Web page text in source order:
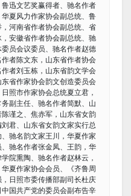
迅文艺奖赢得者、驰名作者
夏风力作家协会副总统、鲁
河南省作者协会副总统、省
安徽省作者协会副总统、驰
员会议委员、驰名作者赵德
者陈文东，山东省作者协会
者刘玉栋，山东省韵文学会
省作家协会韵文创造委员会
照市作家协会总统夏立君，
副主任、驰名作者简默、山
谨之、焦赤军，山东省女韵
君、山东省女韵文家实行总
驰名韵文家王川，华夏作家
驰名作者张金凤、王韵，华
院熏陶、驰名作者赵林云，
夏作家协会会员、《齐鲁周
日照市委传播部副司长杜庆
国共产党的委员会副布告辛